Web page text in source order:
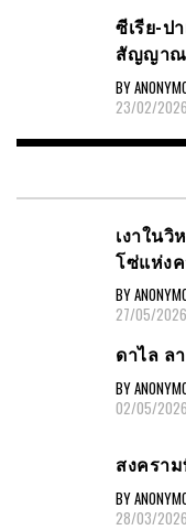
ซีเรีย​-ป
สัญญาณ​
BY
23/02/2026
เงาใน
โซ่แห่ง
BY
27/05/2026
ดาไล ล
BY
02/05/2026
สงครา
BY
28/03/2026